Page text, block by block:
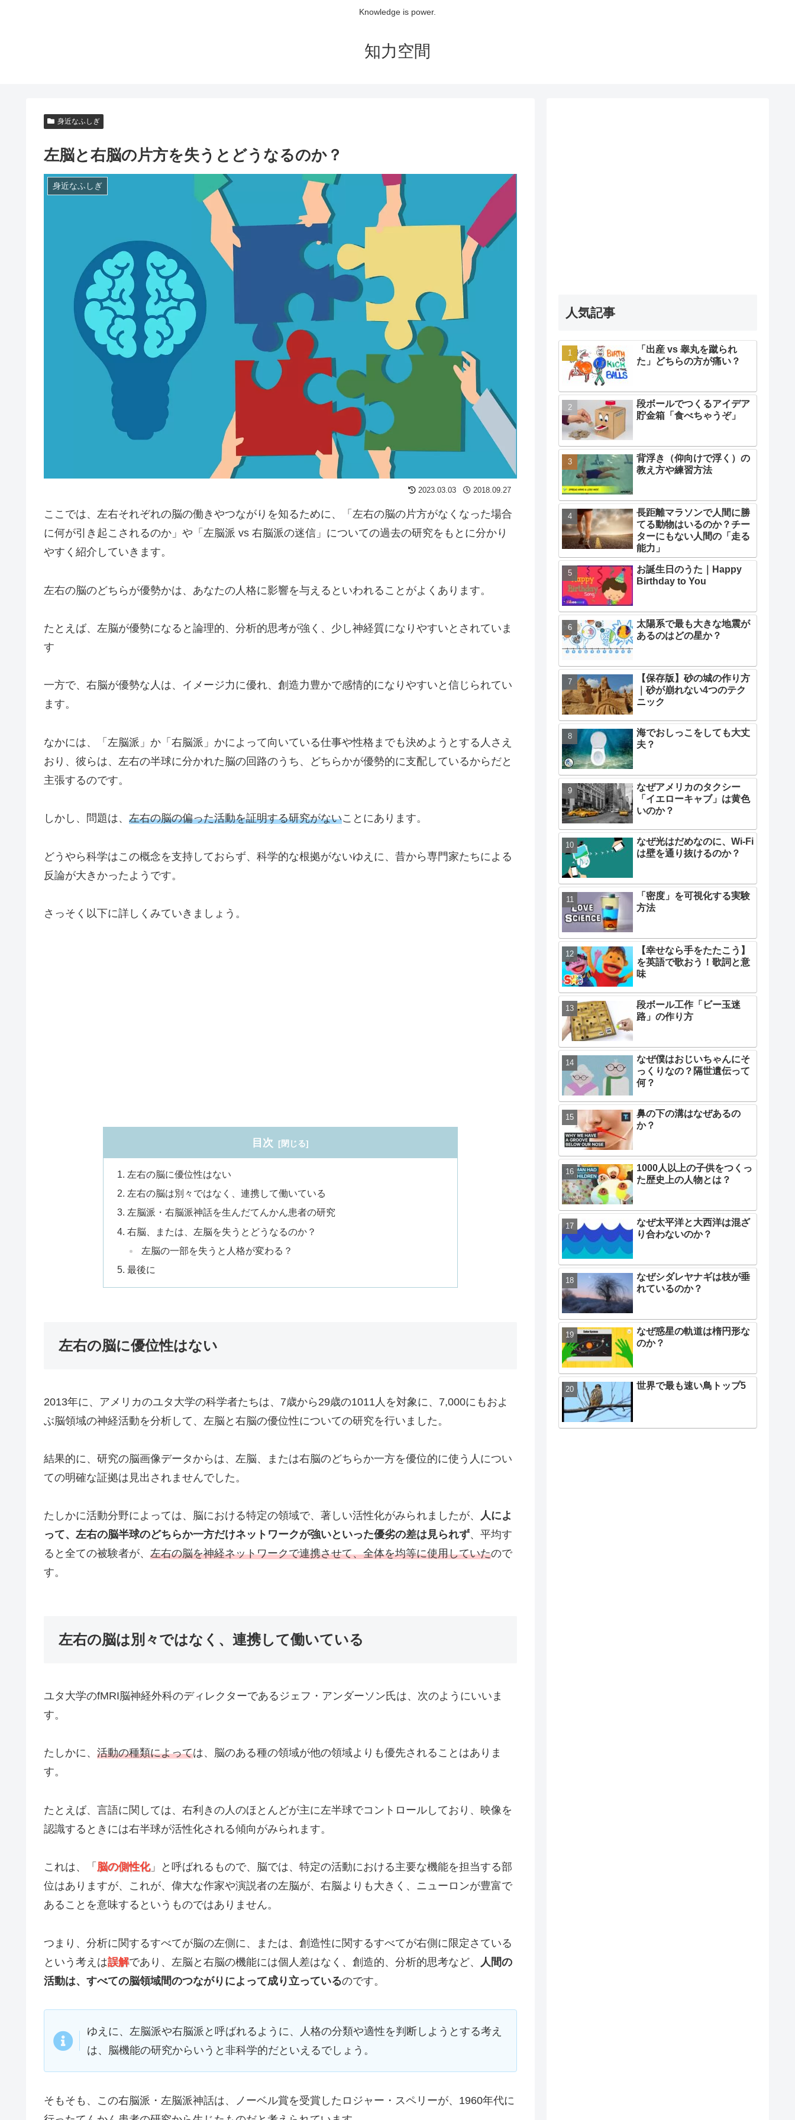
Knowledge is power.
知力空間
身近なふしぎ
左脳と右脳の片方を失うとどうなるのか？
身近なふしぎ
2023.03.03 2018.09.27
ここでは、左右それぞれの脳の働きやつながりを知るために、「左右の脳の片方がなくなった場合
に何が引き起こされるのか」や「左脳派 vs 右脳派の迷信」についての過去の研究をもとに分かり
やすく紹介していきます。
左右の脳のどちらが優勢かは、あなたの人格に影響を与えるといわれることがよくあります。
たとえば、左脳が優勢になると論理的、分析的思考が強く、少し神経質になりやすいとされていま
す
一方で、右脳が優勢な人は、イメージ力に優れ、創造力豊かで感情的になりやすいと信じられてい
ます。
なかには、「左脳派」か「右脳派」かによって向いている仕事や性格までも決めようとする人さえ
おり、彼らは、左右の半球に分かれた脳の回路のうち、どちらかが優勢的に支配しているからだと
主張するのです。
しかし、問題は、 左右の脳の偏った活動を証明する研究がないことにあります。
どうやら科学はこの概念を支持しておらず、科学的な根拠がないゆえに、昔から専門家たちによる
反論が大きかったようです。
さっそく以下に詳しくみていきましょう。
目次
左右の脳に優位性はない
左右の脳は別々ではなく、連携して働いている
左脳派・右脳派神話を生んだてんかん患者の研究
右脳、または、左脳を失うとどうなるのか？
左脳の一部を失うと人格が変わる？
最後に
左右の脳に優位性はない
2013年に、アメリカのユタ大学の科学者たちは、7歳から29歳の1011人を対象に、7,000にもおよ
ぶ脳領域の神経活動を分析して、左脳と右脳の優位性についての研究を行いました。
結果的に、研究の脳画像データからは、左脳、または右脳のどちらか一方を優位的に使う人につい
ての明確な証拠は見出されませんでした。
たしかに活動分野によっては、脳における特定の領域で、著しい活性化がみられましたが、 人によ
って、左右の脳半球のどちらか一方だけネットワークが強いといった優劣の差は見られず、平均す
ると全ての被験者が、 左右の脳を神経ネットワークで連携させて、全体を均等に使用していたので
す。
左右の脳は別々ではなく、連携して働いている
ユタ大学のfMRI脳神経外科のディレクターであるジェフ・アンダーソン氏は、次のようにいいま
す。
たしかに、 活動の種類によっては、脳のある種の領域が他の領域よりも優先されることはありま
す。
たとえば、言語に関しては、右利きの人のほとんどが主に左半球でコントロールしており、映像を
認識するときには右半球が活性化される傾向がみられます。
これは、「 脳の側性化」と呼ばれるもので、脳では、特定の活動における主要な機能を担当する部
位はありますが、これが、偉大な作家や演説者の左脳が、右脳よりも大きく、ニューロンが豊富で
あることを意味するというものではありません。
つまり、分析に関するすべてが脳の左側に、または、創造性に関するすべてが右側に限定さている
という考えは誤解であり、左脳と右脳の機能には個人差はなく、創造的、分析的思考など、
人間の
活動は、すべての脳領域間のつながりによって成り立っているのです。
ゆえに、左脳派や右脳派と呼ばれるように、人格の分類や適性を判断しようとする考え
は、脳機能の研究からいうと非科学的だといえるでしょう。
そもそも、この右脳派・左脳派神話は、ノーベル賞を受賞したロジャー・スペリーが、1960年代に
人気記事
「出産 vs 睾丸を蹴られ
た」どちらの方が痛い？
段ボールでつくるアイデア
貯金箱「食べちゃうぞ」
背浮き（仰向けで浮く）の
教え方や練習方法
長距離マラソンで人間に勝
てる動物はいるのか？チー
ターにもない人間の「走る
能力」
お誕生日のうた｜Happy
Birthday to You
太陽系で最も大きな地震が
あるのはどの星か？
【保存版】砂の城の作り方
｜砂が崩れない4つのテク
ニック
海でおしっこをしても大丈
夫？
なぜアメリカのタクシー
「イエローキャブ」は黄色
いのか？
なぜ光はだめなのに、Wi-Fi
は壁を通り抜けるのか？
「密度」を可視化する実験
方法
【幸せなら手をたたこう】
を英語で歌おう！歌詞と意
味
段ボール工作「ビー玉迷
路」の作り方
なぜ僕はおじいちゃんにそ
っくりなの？隔世遺伝って
何？
鼻の下の溝はなぜあるの
か？
1000人以上の子供をつくっ
た歴史上の人物とは？
なぜ太平洋と大西洋は混ざ
り合わないのか？
なぜシダレヤナギは枝が垂
れているのか？
なぜ惑星の軌道は楕円形な
のか？
世界で最も速い鳥トップ5